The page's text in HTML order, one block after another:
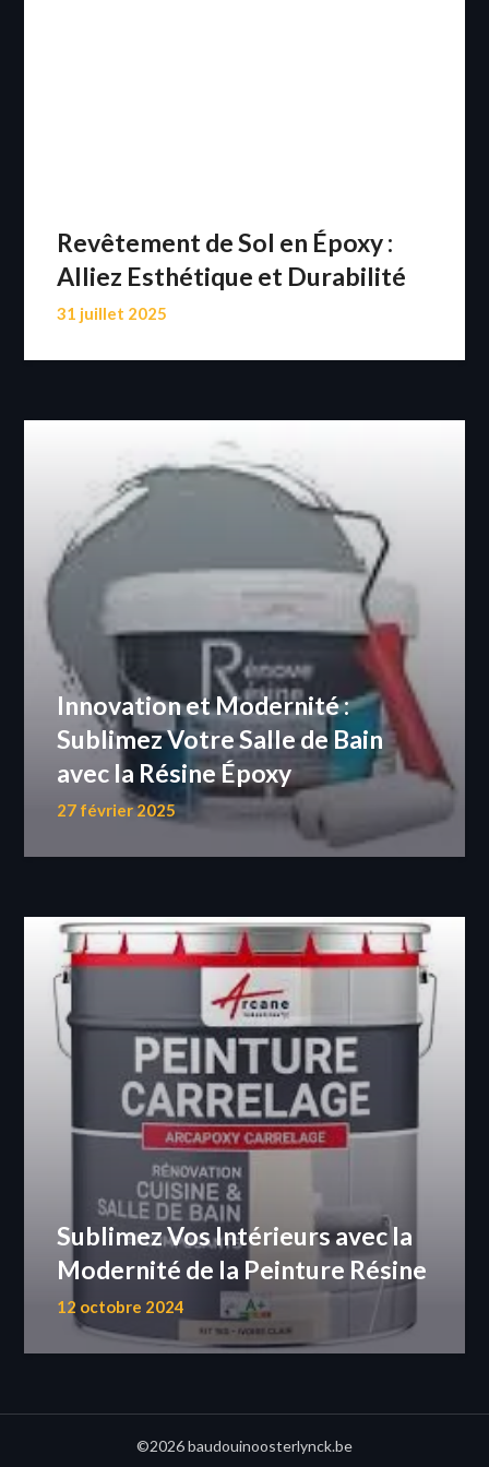
Revêtement de Sol en Époxy :
Alliez Esthétique et Durabilité
31 juillet 2025
Innovation et Modernité :
Sublimez Votre Salle de Bain
avec la Résine Époxy
27 février 2025
Sublimez Vos Intérieurs avec la
Modernité de la Peinture Résine
12 octobre 2024
©2026 baudouinoosterlynck.be